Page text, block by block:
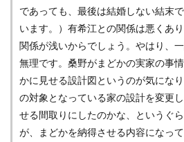
であっても、最後は結婚しない結末
います。）有希江との関係は悪くあ
関係が浅いからでしょう。やはり、
無理です。桑野がまどかの実家の事
かに見せる設計図というのが気にな
の対象となっている家の設計を変更
せる間取りにしたのかな、というぐ
が、まどかを納得させる内容になっ